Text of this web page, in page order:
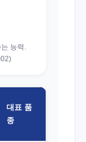
능력.
대표 품
종